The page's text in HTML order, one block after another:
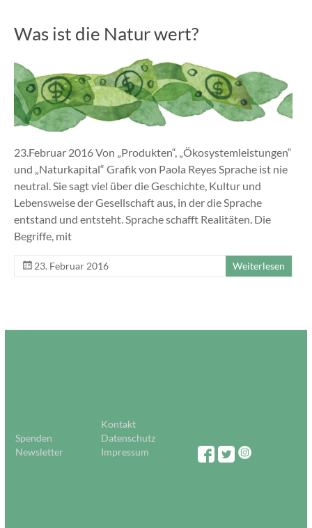
Was ist die Natur wert?
23.Februar 2016 Von „Produkten“, „Ökosystemleistungen“
und „Naturkapital“ Grafik von Paola Reyes Sprache ist nie
neutral. Sie sagt viel über die Geschichte, Kultur und
Lebensweise der Gesellschaft aus, in der die Sprache
entstand und entsteht. Sprache schafft Realitäten. Die
Begriffe, mit
23. Februar 2016 Weiterlesen
Kontakt
Spenden
Datenschutz
Newsletter
Impressum